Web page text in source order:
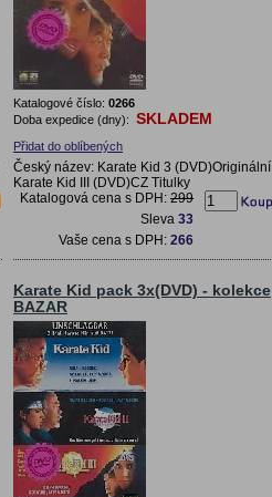
Katalogové číslo: 0266
Doba expedice (dny): SKLADEM
Přidat do oblíbených
Český název: Karate Kid 3
Karate Kid III (DVD)CZ Titulky
Katalogová cena s DPH: 299
Sleva 33
Vaše cena s DPH: 266
Karate Kid pack 3x(DVD) - kolekce
BAZAR